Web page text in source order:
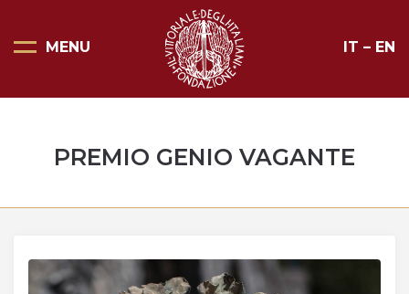
MENU
Pagina Principale
Organizza la tua visita
Mostre
IT – EN
PREMIO GENIO VAGANTE